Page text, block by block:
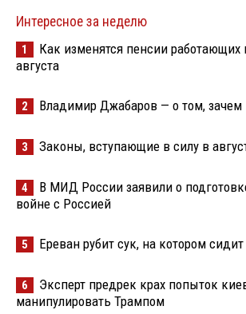
Интересное за неделю
1
Как изменятся пенсии работающих
августа
2 Владимир Джабаров — о том,
3 Законы, вступающие в силу в
4
В МИД России заявили о
войне с Россией
5 Ереван рубит сук, на котором сидит
6
Эксперт предрек крах попыток
манипулировать Трампом